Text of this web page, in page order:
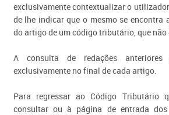
exclusivamente contextualizar o
de lhe indicar que o mesmo se encontra
do artigo de um código tributário, que não
A consulta de redações anteriores
exclusivamente no final de cada artigo.
Para regressar ao Código Tributário
consultar ou à página de entrada